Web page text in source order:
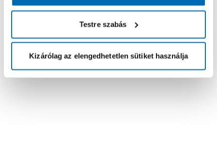
Testre szabás
Kizárólag az elengedhetetlen sütiket használja